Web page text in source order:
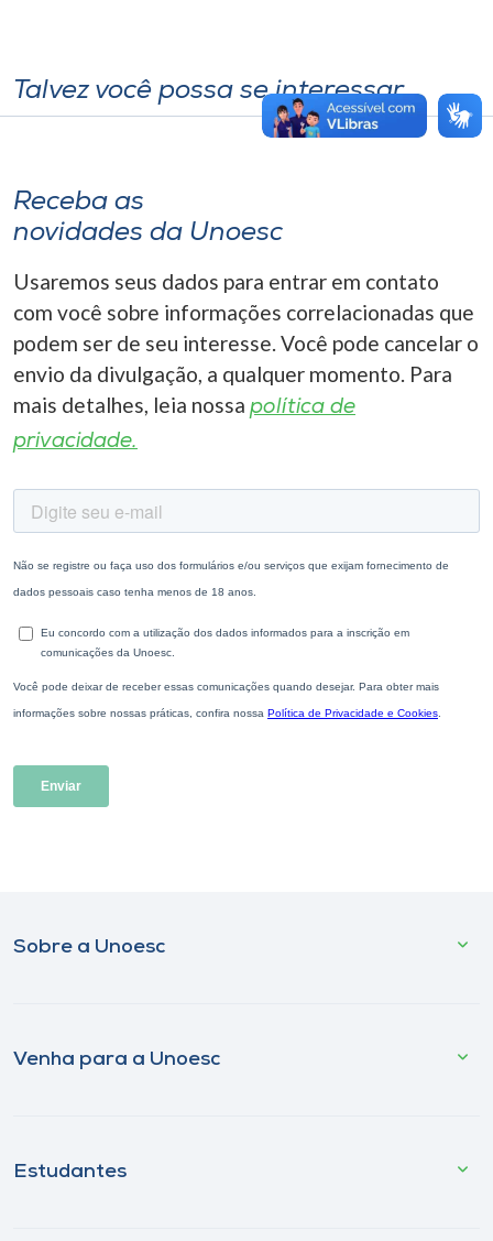
Talvez você possa se interessar
Receba as
novidades da Unoesc
Usaremos seus dados para entrar em contato
com você sobre informações correlacionadas que
podem ser de seu interesse. Você pode cancelar o
envio da divulgação, a qualquer momento. Para
mais detalhes, leia nossa política de
privacidade.
Sobre a Unoesc
Venha para a Unoesc
Estudantes